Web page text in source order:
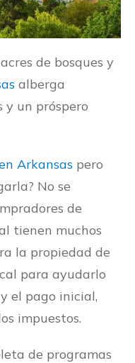
de bosques y
alberga
y un próspero
Arkansas pero
No se
de
tienen muchos
la propiedad de
para ayudarlo
y el pago inicial,
impuestos.
de programas